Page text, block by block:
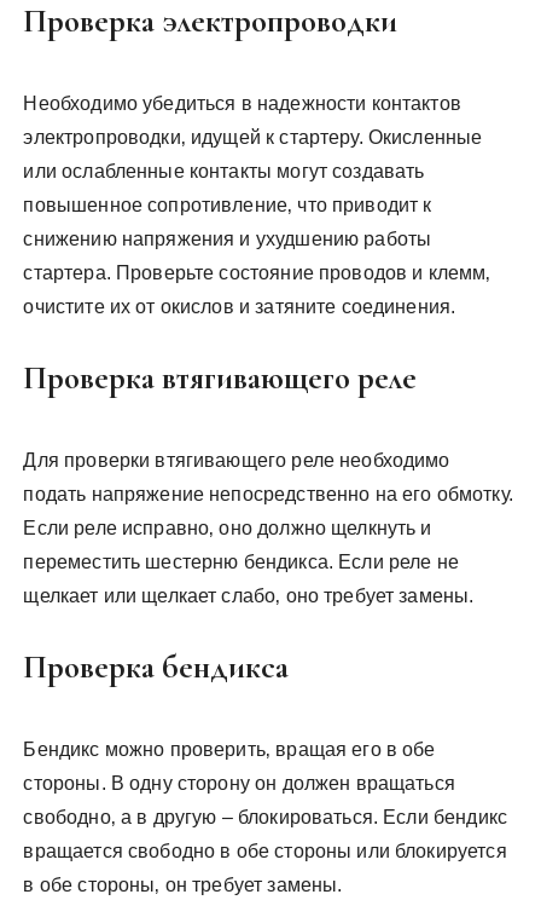
Проверка электропроводки
Необходимо убедиться в надежности контактов
электропроводки‚ идущей к стартеру. Окисленные
или ослабленные контакты могут создавать
повышенное сопротивление‚ что приводит к
снижению напряжения и ухудшению работы
стартера. Проверьте состояние проводов и клемм‚
очистите их от окислов и затяните соединения.
Проверка втягивающего реле
Для проверки втягивающего реле необходимо
подать напряжение непосредственно на его обмотку.
Если реле исправно‚ оно должно щелкнуть и
переместить шестерню бендикса. Если реле не
щелкает или щелкает слабо‚ оно требует замены.
Проверка бендикса
Бендикс можно проверить‚ вращая его в обе
стороны. В одну сторону он должен вращаться
свободно‚ а в другую – блокироваться. Если бендикс
вращается свободно в обе стороны или блокируется
в обе стороны‚ он требует замены.